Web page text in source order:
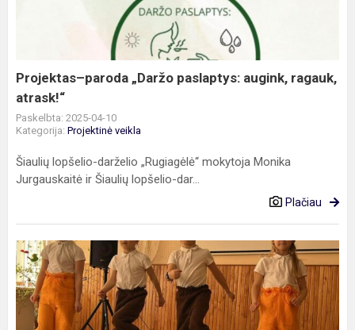
Projektas–paroda „Daržo paslaptys: augink, ragauk,
atrask!“
Paskelbta: 2025-04-10
Kategorija: Projektinė veikla
Šiaulių lopšelio-darželio „Rugiagėlė“ mokytoja Monika
Jurgauskaitė ir Šiaulių lopšelio-dar...
Plačiau
Respublikinis
ikimokyklinio
ir
priešmokyklinio
ugdymo